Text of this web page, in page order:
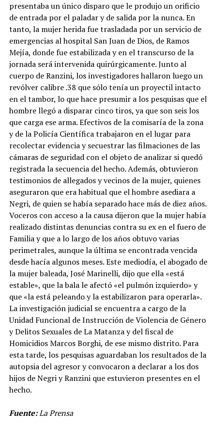
presentaba un único disparo que le produjo un orificio
de entrada por el paladar y de salida por la nunca. En
tanto, la mujer herida fue trasladada por un servicio de
emergencias al hospital San Juan de Dios, de Ramos
Mejía, donde fue estabilizada y en el transcurso de la
jornada será intervenida quirúrgicamente. Junto al
cuerpo de Ranzini, los investigadores hallaron luego un
revólver calibre .38 que sólo tenía un proyectil intacto
en el tambor, lo que hace presumir a los pesquisas que el
hombre llegó a disparar cinco tiros, ya que son seis los
que carga ese arma. Efectivos de la comisaría de la zona
y de la Policía Científica trabajaron en el lugar para
recolectar evidencia y secuestrar las filmaciones de las
cámaras de seguridad con el objeto de analizar si quedó
registrada la secuencia del hecho. Además, obtuvieron
testimonios de allegados y vecinos de la mujer, quienes
aseguraron que era habitual que el hombre asediara a
Negri, de quien se había separado hace más de diez años.
Voceros con acceso a la causa dijeron que la mujer había
realizado distintas denuncias contra su ex en el fuero de
Familia y que a lo largo de los años obtuvo varias
perimetrales, aunque la última se encontrada vencida
desde hacía algunos meses. Este mediodía, el abogado de
la mujer baleada, José Marinelli, dijo que ella «está
estable», que la bala le afectó «el pulmón izquierdo» y
que «la está peleando y la estabilizaron para operarla».
La investigación judicial se encuentra a cargo de la
Unidad Funcional de Instrucción de Violencia de Género
y Delitos Sexuales de La Matanza y del fiscal de
Homicidios Marcos Borghi, de ese mismo distrito. Para
esta tarde, los pesquisas aguardaban los resultados de la
autopsia del agresor y convocaron a declarar a los dos
hijos de Negri y Ranzini que estuvieron presentes en el
hecho.
Fuente:La Prensa